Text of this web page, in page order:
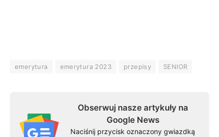
emerytura emerytura 2023 przepisy SENIOR
Obserwuj nasze artykuły na
Google News
Naciśnij przycisk oznaczony gwiazdką